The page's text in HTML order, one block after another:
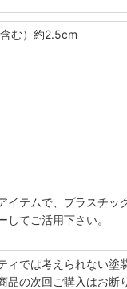
む）約2.5cm
イテムで、プラスチ
てご活用下さい。
ィでは考えられない
の次回ご購入はお断